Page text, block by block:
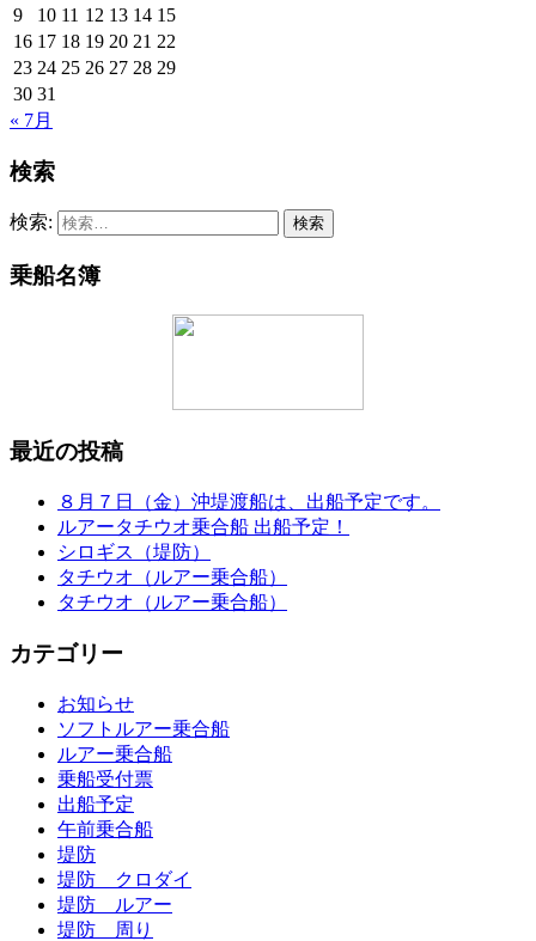
9
10 11 12 13 14 15
16 17 18 19 20 21 22
23 24 25 26 27 28 29
30 31
« 7月
検索
検索:
乗船名簿
最近の投稿
８月７日（金）沖堤渡船は、出船予定です。
ルアータチウオ乗合船 出船予定！
シロギス（堤防）
タチウオ（ルアー乗合船）
タチウオ（ルアー乗合船）
カテゴリー
お知らせ
ソフトルアー乗合船
ルアー乗合船
乗船受付票
出船予定
午前乗合船
堤防
堤防 クロダイ
堤防 ルアー
堤防 周り